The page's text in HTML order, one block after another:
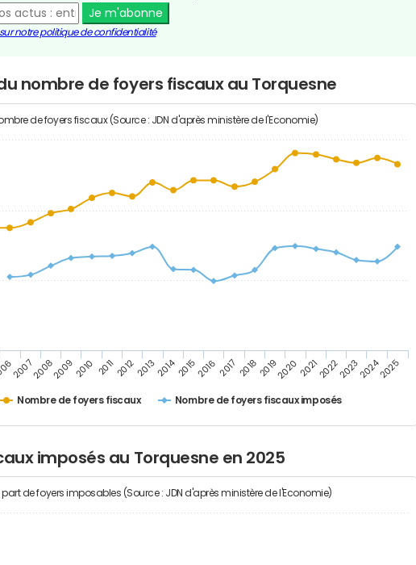
Je m'abonne
notre politique de confidentialité
nombre de foyers fiscaux au Torquesne
de foyers fiscaux (Source : JDN d'après ministère de l'Economie)
Nombre de foyers fiscaux Nombre de foyers fiscaux imposés
2007200820092010 201120122013201420152016 2017 20182019202020212022202320242025
imposés au Torquesne en 2025
de foyers imposables (Source : JDN d'après ministère de l'Economie)